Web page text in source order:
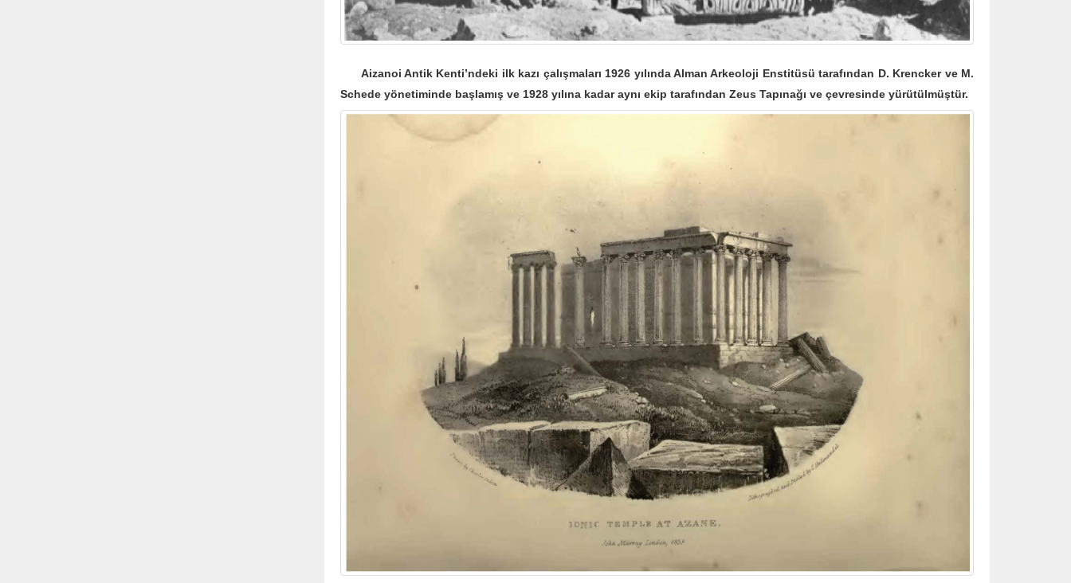
Aizanoi Antik Kenti’ndeki ilk kazı çalışmaları 1926 yılında Alman Arkeoloji Enstitüsü tarafından D. Krencker ve M.
Schede yönetiminde başlamış ve 1928 yılına kadar aynı ekip tarafından Zeus Tapınağı ve çevresinde yürütülmüştür.